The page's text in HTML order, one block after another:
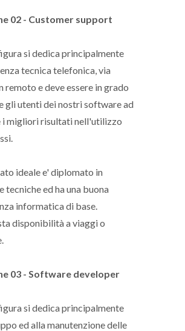
02 - Customer support
si dedica principalmente
tecnica telefonica, via
remoto e deve essere in grado
gli utenti dei nostri software ad
i migliori risultati nell'utilizzo
ideale e' diplomato in
tecniche ed ha una buona
informatica di base.
disponibilità a viaggi o
03 - Software developer
si dedica principalmente
ed alla manutenzione delle